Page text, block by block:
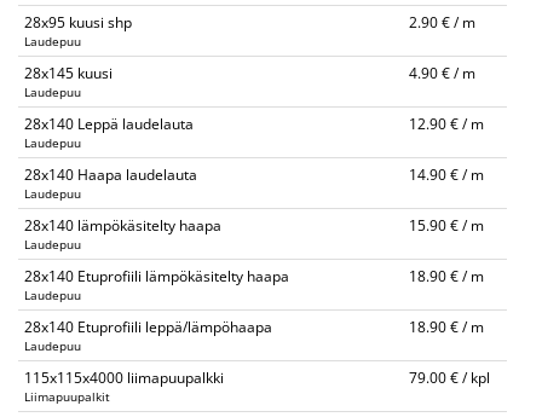
28x95 kuusi shp
Laudepuu
2.90 € / m
28x145 kuusi
Laudepuu
4.90 € / m
28x140 Leppä laudelauta
Laudepuu
12.90 € / m
28x140 Haapa laudelauta
Laudepuu
14.90 € / m
28x140 lämpökäsitelty haapa
Laudepuu
15.90 € / m
28x140 Etuprofiili lämpökäsitelty haapa
Laudepuu
18.90 € / m
28x140 Etuprofiili leppä/lämpöhaapa
Laudepuu
18.90 € / m
115x115x4000 liimapuupalkki
Liimapuupalkit
79.00 € / kpl